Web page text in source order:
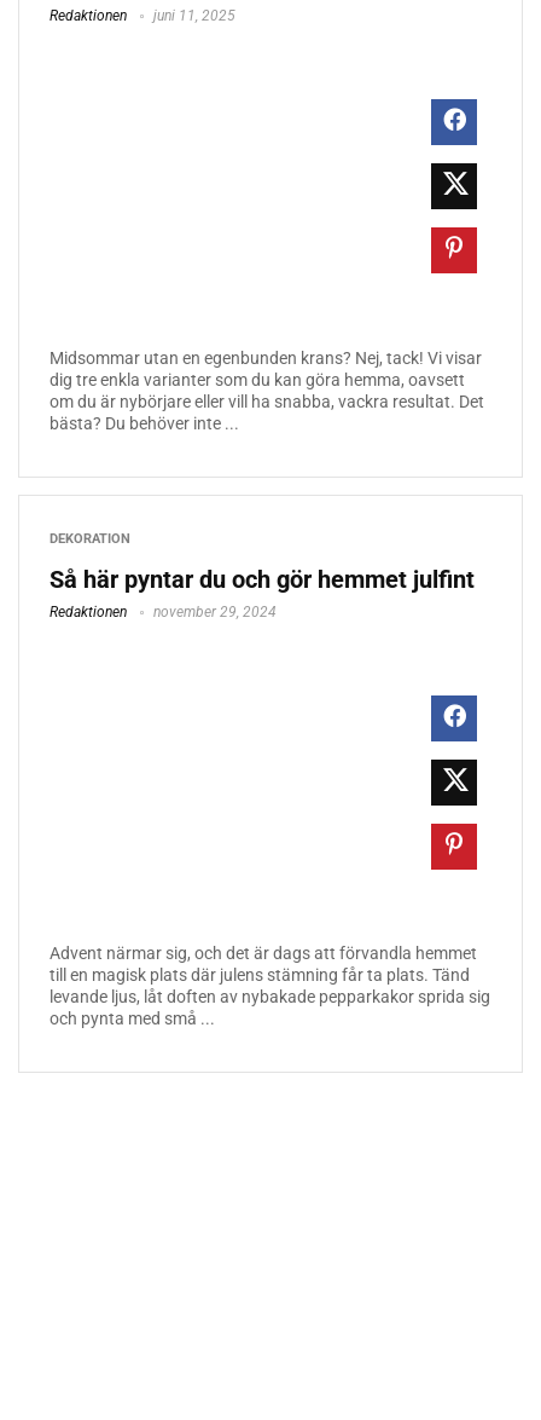
Redaktionen juni 11, 2025
Midsommar utan en egenbunden krans? Nej, tack! Vi visar
dig tre enkla varianter som du kan göra hemma, oavsett
om du är nybörjare eller vill ha snabba, vackra resultat. Det
bästa? Du behöver inte ...
DEKORATION
Så här pyntar du och gör hemmet julfint
Redaktionen november 29, 2024
Advent närmar sig, och det är dags att förvandla hemmet
till en magisk plats där julens stämning får ta plats. Tänd
levande ljus, låt doften av nybakade pepparkakor sprida sig
och pynta med små ...